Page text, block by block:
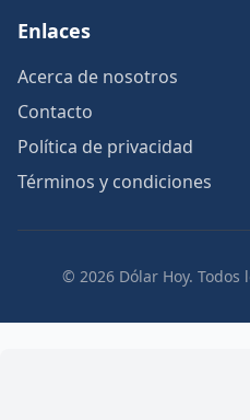
Enlaces
Acerca de nosotros
Contacto
Política de privacidad
Términos y condiciones
© 2026 Dólar Hoy. Todos